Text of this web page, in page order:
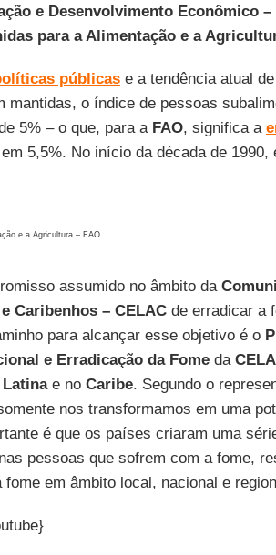
e Desenvolvimento Econômico –
para a Alimentação e a
públicase a tendência atual
mantidas, o índice de pessoas
5% – o que, para a FAO, significa a
5,5%. No início da década de 1990,
e a Agricultura – FAO
assumido no âmbito da
Caribenhos – CELACde erradicar a
para alcançar esse objetivo é o
e Erradicação da Fome da
e no Caribe. Segundo o
nos transformamos em uma
é que os países criaram uma
pessoas que sofrem com a fome,
em âmbito local, nacional e